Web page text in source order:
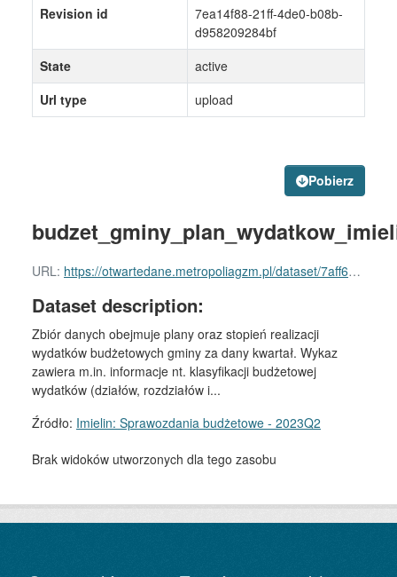
Pobierz
URL: https://otwartedane.metropoliagzm.pl/dataset/7aff6ef6-a9fe-4891-96e8-7c670e4c647d/resource/8017f642-7ab0-427b-93d4-0cec0eefd5e0/download/budzet_gminy_plan_wydatkow_imielin.rdf
Dataset description:
Zbiór danych obejmuje plany oraz stopień realizacji
wydatków budżetowych gminy za dany kwartał. Wykaz
zawiera m.in. informacje nt. klasyfikacji budżetowej
wydatków (działów, rozdziałów i...
Źródło: Imielin: Sprawozdania budżetowe - 2023Q2
Brak widoków utworzonych dla tego zasobu
Revision id
7ea14f88-21ff-4de0-b08b-
d958209284bf
State
active
Url type
upload